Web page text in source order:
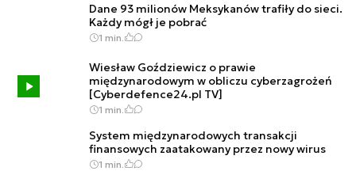
Dane 93 milionów Meksykanów trafiły do sieci.
Każdy mógł je pobrać
1 min.
Wiesław Goździewicz o prawie
międzynarodowym w obliczu cyberzagrożeń
[Cyberdefence24.pl TV]
1 min.
System międzynarodowych transakcji
finansowych zaatakowany przez nowy wirus
1 min.